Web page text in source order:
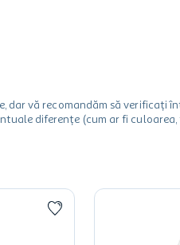
dar vă recomandăm să
diferențe (cum ar fi